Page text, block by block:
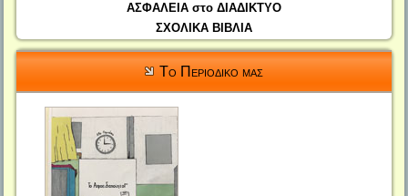
ΑΣΦΑΛΕΙΑ στο ΔΙΑΔΙΚΤΥΟ
ΣΧΟΛΙΚΑ ΒΙΒΛΙΑ
Το Περιοδικο μας